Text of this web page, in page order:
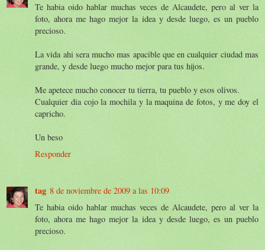
Te habia oido hablar muchas veces de Alcaudete, pero al ver la
foto, ahora me hago mejor la idea y desde luego, es un pueblo
precioso.
La vida ahi sera mucho mas apacible que en cualquier ciudad mas
grande, y desde luego mucho mejor para tus hijos.
Me apetece mucho conocer tu tierra, tu pueblo y esos olivos.
Cualquier dia cojo la mochila y la maquina de fotos, y me doy el
capricho.
Un beso
Responder
tag 8 de noviembre de 2009 a las 10:09
Te habia oido hablar muchas veces de Alcaudete, pero al ver la
foto, ahora me hago mejor la idea y desde luego, es un pueblo
precioso.